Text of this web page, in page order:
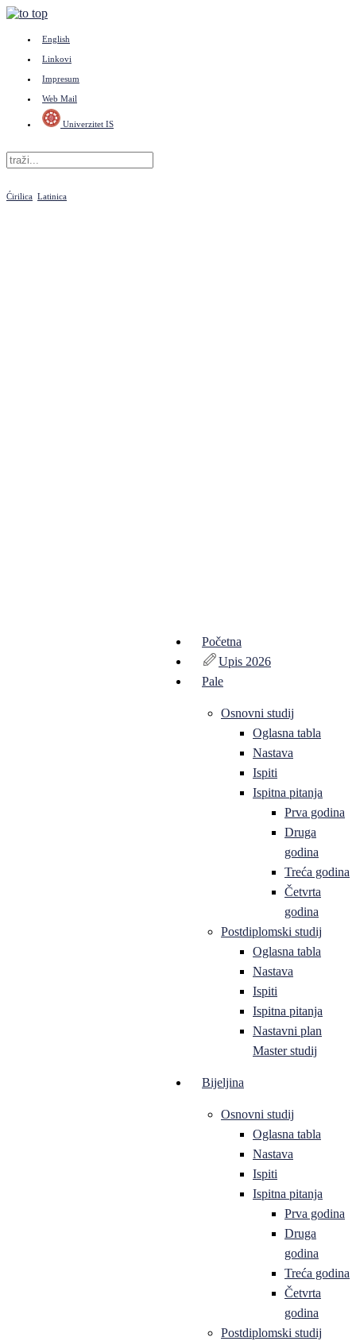
English
Linkovi
Impresum
Web Mail
Univerzitet IS
Ćirilica Latinica
Početna
Upis 2026
Pale
Osnovni studij
Oglasna tabla
Nastava
Ispiti
Ispitna pitanja
Prva godina
Druga
godina
Treća godina
Četvrta
godina
Postdiplomski studij
Oglasna tabla
Nastava
Ispiti
Ispitna pitanja
Nastavni plan
Master studij
Bijeljina
Osnovni studij
Oglasna tabla
Nastava
Ispiti
Ispitna pitanja
Prva godina
Druga
godina
Treća godina
Četvrta
godina
Postdiplomski studij